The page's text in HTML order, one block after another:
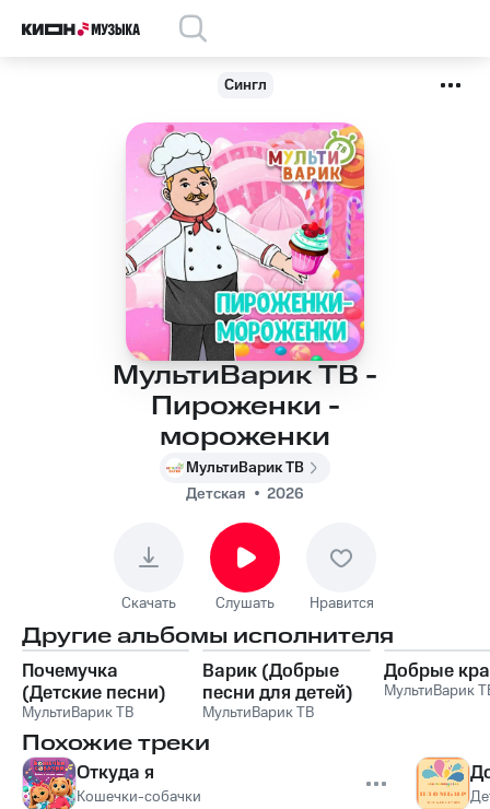
Сингл
МультиВарик ТВ -
Пироженки -
мороженки
МультиВарик ТВ
Детская
2026
Скачать Слушать Нравится
Другие альбомы исполнителя
Почемучка
(Детские песни)
МультиВарик ТВ
Варик (Добрые
песни для детей)
МультиВарик ТВ
Добрые
МультиВарик
Похожие треки
Откуда я
Кошечки-собачки